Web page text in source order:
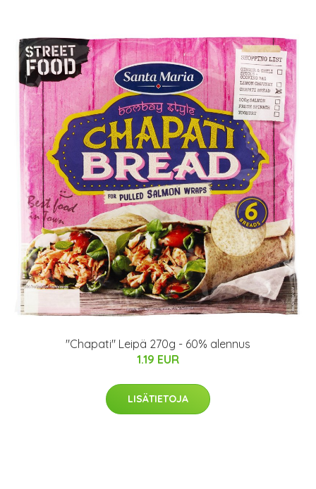
"Chapati" Leipä 270g - 60% alennus
1.19 EUR
LISÄTIETOJA